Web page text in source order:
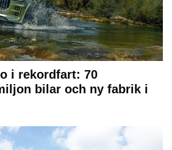
i rekordfart: 70
bilar och ny fabrik i